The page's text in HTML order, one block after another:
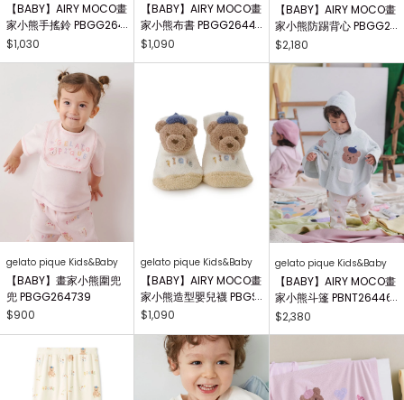
【BABY】AIRY MOCO畫
家小熊手搖鈴 PBGG264
414
$1,030
【BABY】AIRY MOCO畫
家小熊布書 PBGG26441
8
$1,090
【BABY】AIRY MOCO畫
家小熊防踢背心 PBGG2
64465
$2,180
gelato pique Kids&Baby
【BABY】畫家小熊圍兜
兜 PBGG264739
$900
gelato pique Kids&Baby
【BABY】AIRY MOCO畫
家小熊造型嬰兒襪 PBGS
264415
$1,090
gelato pique Kids&Baby
【BABY】AIRY MOCO畫
家小熊斗篷 PBNT26446
4
$2,380